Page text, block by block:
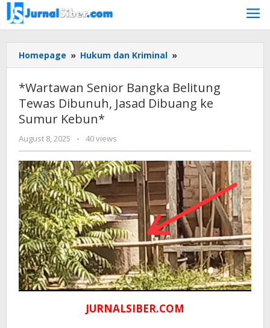
Skip
to
content
Homepage » Hukum dan Kriminal »
Senior
Belitung
Tewas
ke
Sumur
Kebun*
*Wartawan Senior Bangka Belitung
Tewas Dibunuh, Jasad Dibuang ke
Sumur Kebun*
August 8, 2025
by
yopi
herwindo
- 40 views
JURNALSIBER.COM